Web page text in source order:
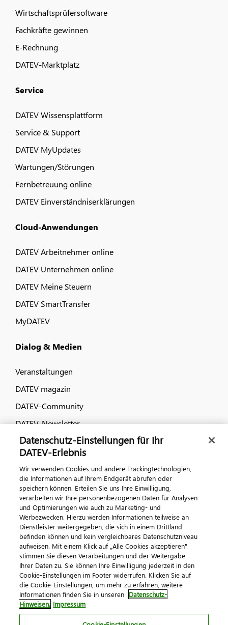
Wirtschaftsprüfersoftware
Fachkräfte gewinnen
E-Rechnung
DATEV-Marktplatz
Service
DATEV Wissensplattform
Service & Support
DATEV MyUpdates
Wartungen/Störungen
Fernbetreuung online
DATEV Einverständniserklärungen
Cloud-Anwendungen
DATEV Arbeitnehmer online
DATEV Unternehmen online
DATEV Meine Steuern
DATEV SmartTransfer
MyDATEV
Dialog & Medien
Veranstaltungen
DATEV magazin
DATEV-Community
DATEV-Newsletter
Kontaktieren Sie uns
© 2026 DATEV eG
ImpressumDatenschutzAGB Kontakt
Cookie-Einstellungen
Datenschutz-Einstellungen für Ihr
DATEV-Erlebnis
Wir verwenden Cookies und andere Trackingtechnologien,
die Informationen auf Ihrem Endgerät abrufen oder
speichern können. Erteilen Sie uns Ihre Einwilligung,
verarbeiten wir Ihre personenbezogenen Daten für Analysen
und Optimierungen wie auch zu Marketing- und
Werbezwecken. Hierzu werden Informationen teilweise an
Dienstleister weitergegeben, die sich in einem Drittland
befinden können und kein vergleichbares Datenschutzniveau
aufweisen. Mit einem Klick auf „Alle Cookies akzeptieren"
stimmen Sie diesen Verarbeitungen und der Weitergabe
Ihrer Daten zu. Sie können Ihre Einwilligung jederzeit in den
Cookie-Einstellungen im Footer widerrufen. Klicken Sie auf
die Cookie-Einstellungen, um mehr zu erfahren, weitere
Informationen finden Sie in unseren Datenschutz-
Hinweisen. Impressum